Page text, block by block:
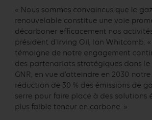
« Nous sommes convaincus que le
renouvelable constitue une voie
décarboner efficacement nos
président d’Irving Oil, Ian Whitcomb.
témoigne de notre engagement
des partenariats stratégiques dans
GNR, en vue d’atteindre en 2030
réduction de 30 % des émissions de
serre pour faire place à des solutions
plus faible teneur en carbone. »